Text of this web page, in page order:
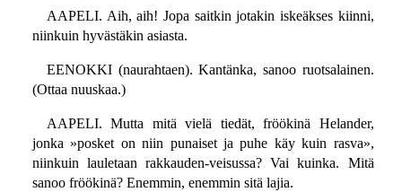
AAPELI. Aih, aih! Jopa saitkin jotakin iskeäkses kiinni,
niinkuin hyvästäkin asiasta.
EENOKKI (naurahtaen). Kantänka, sanoo ruotsalainen.
(Ottaa nuuskaa.)
AAPELI. Mutta mitä vielä tiedät, fröökinä Helander,
jonka »posket on niin punaiset ja puhe käy kuin rasva»,
niinkuin lauletaan rakkauden-veisussa? Vai kuinka. Mitä
sanoo fröökinä? Enemmin, enemmin sitä lajia.